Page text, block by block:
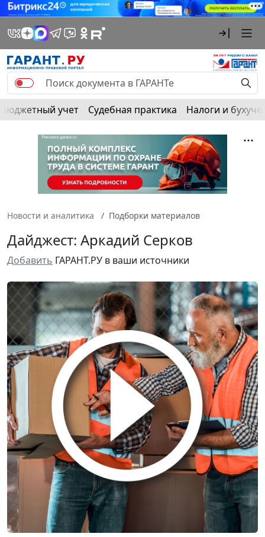
Бюджетный учет Судебная практика Налоги и
Новости и аналитика Подборки материалов
Дайджест: Аркадий Серков
Добавить ГАРАНТ.РУ в ваши источники